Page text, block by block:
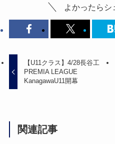
よかったらシ
【U11クラス】4/28長谷工
PREMIA LEAGUE
KanagawaU11開幕
関連記事